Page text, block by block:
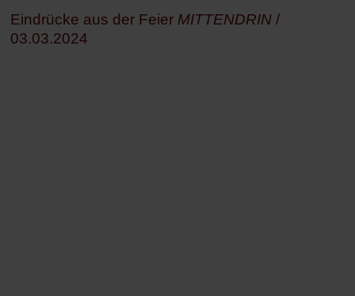
Eindrücke aus der Feier MITTENDRIN /
03.03.2024